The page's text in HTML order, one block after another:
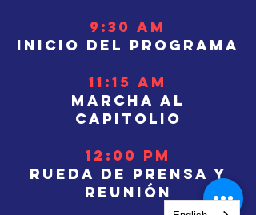
9:30 am
Inicio del programa
11:15 am
Marcha al
capitolio
12:00 pm
Rueda de prensa y
reunión